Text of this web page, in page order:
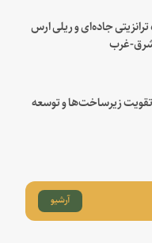
ترانزیتی جاده‌ای و ریلی ارس
شرق-غرب
زیرساخت‌ها و توسعه
آرشیو